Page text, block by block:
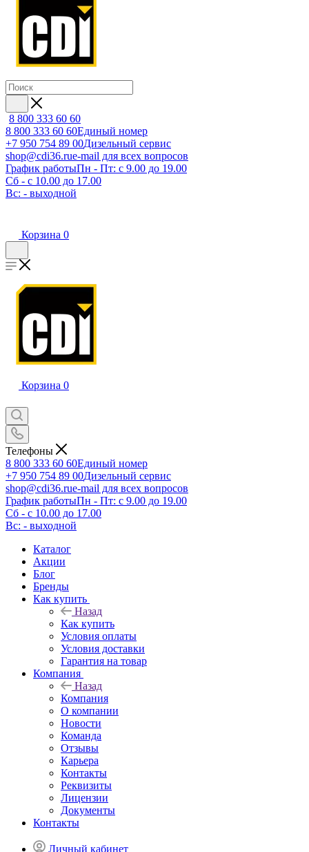
8 800 333 60 60
8 800 333 60 60Единый номер
+7 950 754 89 00Дизельный сервис
shop@cdi36.rue-mail для всех вопросов
График работыПн - Пт: с 9.00 до 19.00
Сб - с 10.00 до 17.00
Вс: - выходной
Корзина 0
Корзина 0
Телефоны
8 800 333 60 60Единый номер
+7 950 754 89 00Дизельный сервис
shop@cdi36.rue-mail для всех вопросов
График работыПн - Пт: с 9.00 до 19.00
Сб - с 10.00 до 17.00
Вс: - выходной
Каталог
Акции
Блог
Бренды
Как купить
Назад
Как купить
Условия оплаты
Условия доставки
Гарантия на товар
Компания
Назад
Компания
О компании
Новости
Команда
Отзывы
Карьера
Контакты
Реквизиты
Лицензии
Документы
Контакты
Личный кабинет